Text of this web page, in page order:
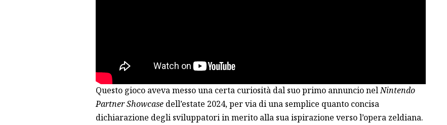
Questo gioco aveva messo una certa curiosità dal suo primo annuncio nelNintendo
Partner Showcasedell’estate 2024, per via di una semplice quanto concisa
dichiarazione degli sviluppatoriin merito alla sua ispirazione verso l’opera zeldiana.